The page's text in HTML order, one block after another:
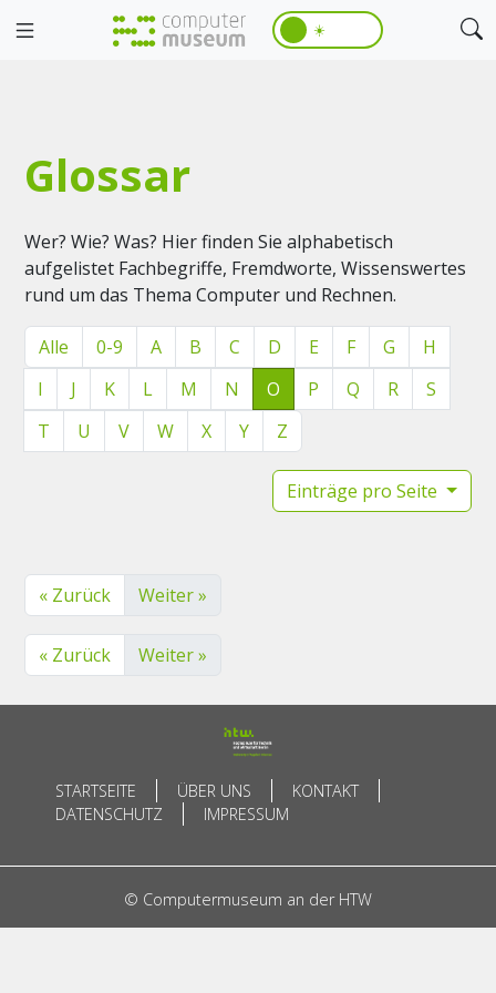
☀️
Glossar
Wer? Wie? Was? Hier finden Sie alphabetisch
aufgelistet Fachbegriffe, Fremdworte, Wissenswertes
rund um das Thema Computer und Rechnen.
Alle 0-9 A B C D E F G
H
I
J K L M N O P Q R
S
T
U V W X Y Z
Einträge pro Seite
« Zurück Weiter »
« Zurück Weiter »
STARTSEITE ÜBER UNS
KONTAKT
DATENSCHUTZ
IMPRESSUM
© Computermuseum an der HTW